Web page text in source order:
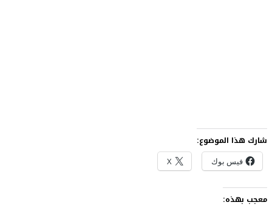
شارك هذا الموضوع:
فيس بوك X
معجب بهذه: